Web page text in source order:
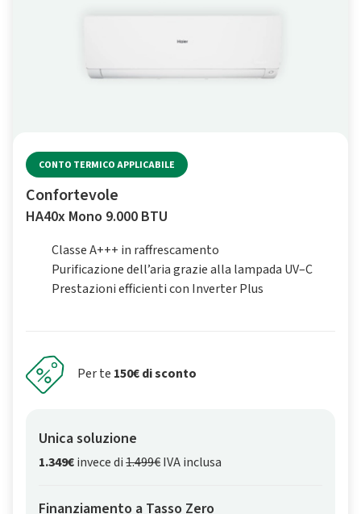
CONTO TERMICO APPLICABILE
Confortevole
HA40x Mono 9.000 BTU
Classe A+++ in raffrescamento
Purificazione dell’aria grazie alla lampada UV–C
Prestazioni efficienti con Inverter Plus
Per te 150€ di sconto
Unica soluzione
1.349€invece di1.499€IVA inclusa
Finanziamento a Tasso Zero